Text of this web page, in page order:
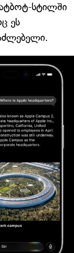
სტილში
ეს